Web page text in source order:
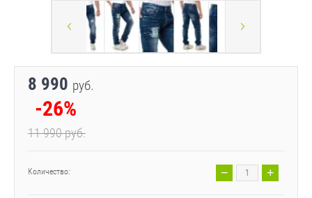
8 990 руб.
-26%
11 990руб.
Количество: − +